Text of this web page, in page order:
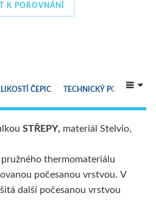
K POROVNÁNÍ
 
ČEPIC TECHNICKÝ POPIS
ZBOŽÍ
STŘEPY, materiál Stelvio,
thermomateriálu
počesanou vrstvou. V
další počesanou vrstvou